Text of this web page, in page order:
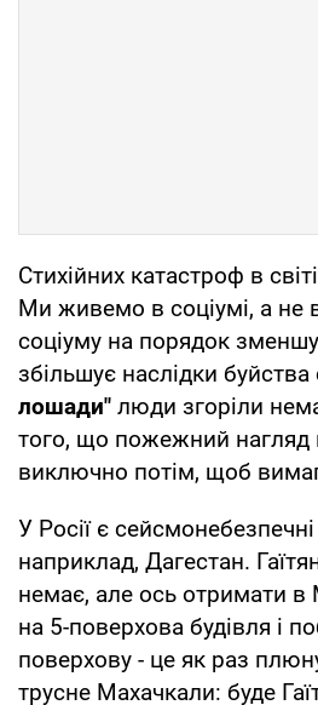
Стихійних катастроф в
Ми живемо в соціумі, а не
соціуму на порядок
збільшує наслідки буйства
лошади" люди згоріли
того, що пожежний нагляд
виключно потім, щоб
У Росії є сейсмонебезпечні
наприклад, Дагестан.
немає, але ось отримати в
на 5-поверхова будівля і
поверхову - це як раз
трусне Махачкали: буде